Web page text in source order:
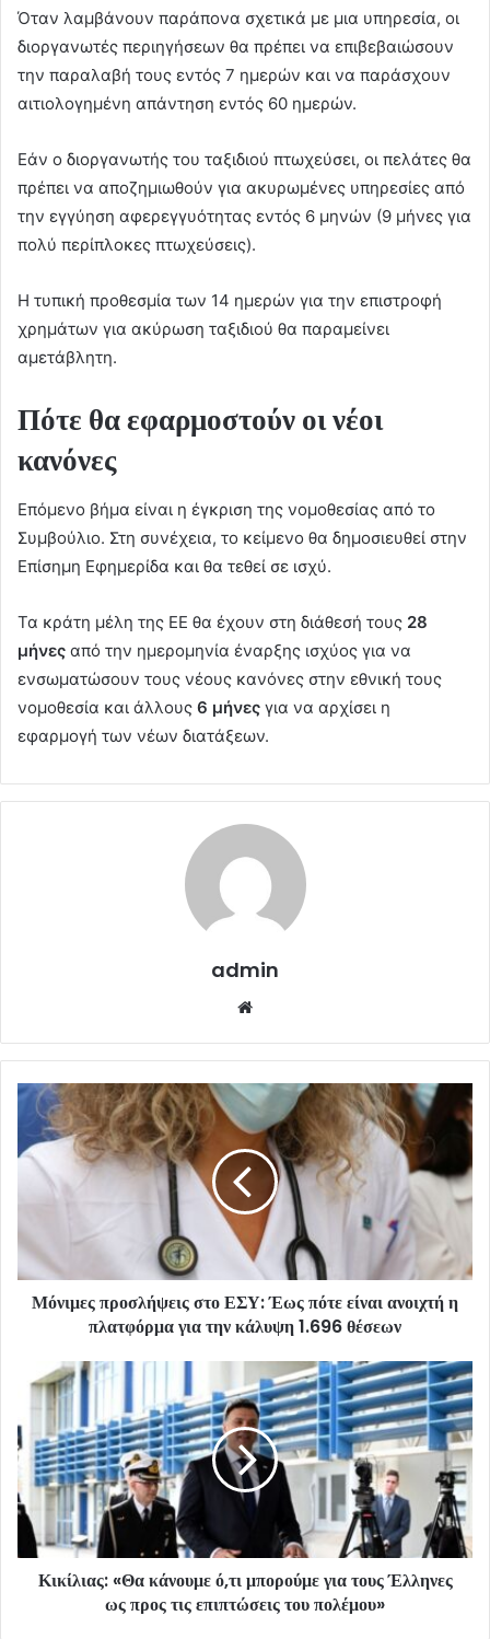
Όταν λαμβάνουν παράπονα σχετικά με μια υπηρεσία, οι
διοργανωτές περιηγήσεων θα πρέπει να επιβεβαιώσουν
την παραλαβή τους εντός 7 ημερών και να παράσχουν
αιτιολογημένη απάντηση εντός 60 ημερών.
Εάν ο διοργανωτής του ταξιδιού πτωχεύσει, οι πελάτες θα
πρέπει να αποζημιωθούν για ακυρωμένες υπηρεσίες από
την εγγύηση αφερεγγυότητας εντός 6 μηνών (9 μήνες για
πολύ περίπλοκες πτωχεύσεις).
Η τυπική προθεσμία των 14 ημερών για την επιστροφή
χρημάτων για ακύρωση ταξιδιού θα παραμείνει
αμετάβλητη.
Πότε θα εφαρμοστούν οι νέοι
κανόνες
Επόμενο βήμα είναι η έγκριση της νομοθεσίας από το
Συμβούλιο. Στη συνέχεια, το κείμενο θα δημοσιευθεί στην
Επίσημη Εφημερίδα και θα τεθεί σε ισχύ.
Τα κράτη μέλη της ΕΕ θα έχουν στη διάθεσή τους 28
μήνες από την ημερομηνία έναρξης ισχύος για να
ενσωματώσουν τους νέους κανόνες στην εθνική τους
νομοθεσία και άλλους 6 μήνες για να αρχίσει η
εφαρμογή των νέων διατάξεων.
admin
Μόνιμες προσλήψεις στο ΕΣΥ: Έως πότε είναι ανοιχτή η
πλατφόρμα για την κάλυψη 1.696 θέσεων
Κικίλιας: «Θα κάνουμε ό,τι μπορούμε για τους Έλληνες
ως προς τις επιπτώσεις του πολέμου»